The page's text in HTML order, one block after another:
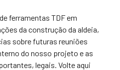
ferramentas TDF em
da construção da aldeia,
sobre futuras reuniões
do nosso projeto e as
legais. Volte aqui